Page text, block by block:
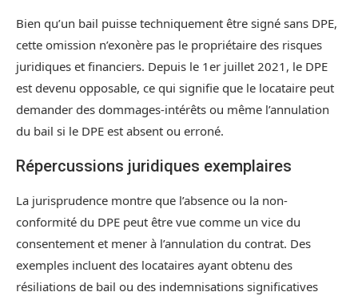
Bien qu’un bail puisse techniquement être signé sans DPE,
cette omission n’exonère pas le propriétaire des risques
juridiques et financiers. Depuis le 1er juillet 2021, le DPE
est devenu opposable, ce qui signifie que le locataire peut
demander des dommages-intérêts ou même l’annulation
du bail si le DPE est absent ou erroné.
Répercussions juridiques exemplaires
La jurisprudence montre que l’absence ou la non-
conformité du DPE peut être vue comme un vice du
consentement et mener à l’annulation du contrat. Des
exemples incluent des locataires ayant obtenu des
résiliations de bail ou des indemnisations significatives